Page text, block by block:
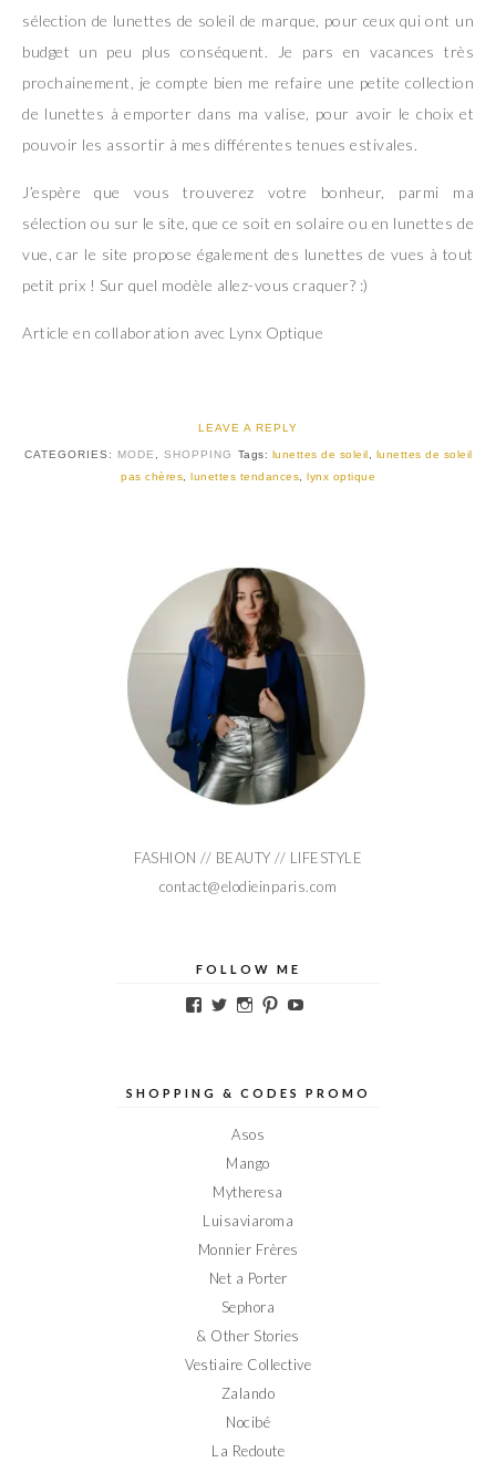
sélection de lunettes de soleil de marque, pour ceux qui ont un
budget un peu plus conséquent. Je pars en vacances très
prochainement, je compte bien me refaire une petite collection
de lunettes à emporter dans ma valise, pour avoir le choix et
pouvoir les assortir à mes différentes tenues estivales.
J’espère que vous trouverez votre bonheur, parmi ma
sélection ou sur le site, que ce soit en solaire ou en lunettes de
vue, car le site propose également des lunettes de vues à tout
petit prix ! Sur quel modèle allez-vous craquer? :)
Article en collaboration avec Lynx Optique
LEAVE A REPLY
CATEGORIES: MODE SHOPPING Tags: lunettes de soleil
lunettes de soleil
pas chères
lunettes tendances lynx optique
FASHION // BEAUTY // LIFESTYLE
contact@elodieinparis.com
FOLLOW ME
Voir
sur
Voir
sur
Voir
sur
Voir
sur sur
SHOPPING & CODES PROMO
Asos
Mango
Mytheresa
Luisaviaroma
Monnier Frères
Net a Porter
Sephora
& Other Stories
Vestiaire Collective
Zalando
Nocibé
La Redoute